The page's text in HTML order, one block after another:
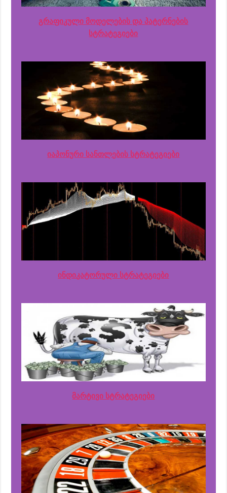
გრაფიკული მოდელების და პატერნების
სტრატეგიები
იაპონური სანთლების სტრატეგიები
ინდიკატორული სტრატეგიები
მარტივი სტრატეგიები